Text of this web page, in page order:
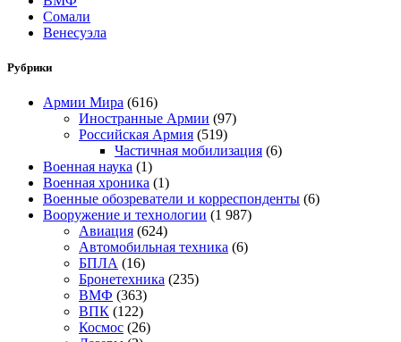
Сомали
Венесуэла
Рубрики
Армии Мира (616)
Иностранные Армии (97)
Российская Армия (519)
Частичная мобилизация (6)
Военная наука (1)
Военная хроника (1)
Военные обозреватели и корреспонденты (6)
Вооружение и технологии (1 987)
Авиация (624)
Автомобильная техника (6)
БПЛА (16)
Бронетехника (235)
ВМФ (363)
ВПК (122)
Космос (26)